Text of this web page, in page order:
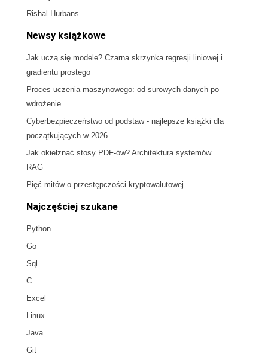
Rishal Hurbans
Newsy książkowe
Jak uczą się modele? Czarna skrzynka regresji liniowej i
gradientu prostego
Proces uczenia maszynowego: od surowych danych po
wdrożenie.
Cyberbezpieczeństwo od podstaw - najlepsze książki dla
początkujących w 2026
Jak okiełznać stosy PDF-ów? Architektura systemów
RAG
Pięć mitów o przestępczości kryptowalutowej
Najczęściej szukane
Python
Go
Sql
C
Excel
Linux
Java
Git